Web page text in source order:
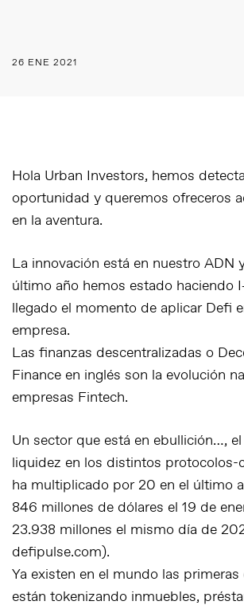
26 ENE 2021
Hola Urban Investors, hemos
oportunidad y queremos ofreceros
en la aventura.
La innovación está en nuestro ADN
último año hemos estado haciendo
llegado el momento de aplicar Defi
empresa.
Las finanzas descentralizadas o
Finance en inglés son la evolución
empresas Fintech.
Un sector que está en ebullición…,
liquidez en los distintos protocolos-
ha multiplicado por 20 en el último
846 millones de dólares el 19 de
23.938 millones el mismo día de
defipulse.com).
Ya existen en el mundo las
están tokenizando inmuebles,